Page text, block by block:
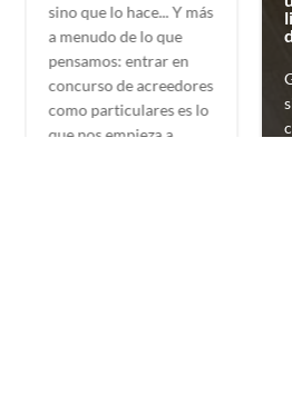
sino que lo hace... Y más
a menudo de lo que
pensamos: entrar en
concurso de acreedores
como particulares es lo
que nos empieza a